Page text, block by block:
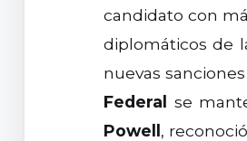
candidato con
diplomáticos de
nuevas sanciones
Federal se
Powell,